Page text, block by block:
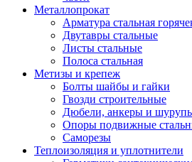
Металлопрокат
Арматура стальная
Двутавры стальные
Листы стальные
Полоса стальная
Метизы и крепеж
Болты шайбы и гайки
Гвозди строительные
Дюбели, анкеры и
Опоры подвижные
Саморезы
Теплоизоляция и уплотнители